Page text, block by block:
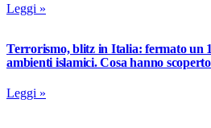
Leggi »
Terrorismo, blitz in Italia: fermato un
ambienti islamici. Cosa hanno
Leggi »